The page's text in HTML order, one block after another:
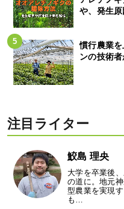
や、発生
慣行農業
ンの技術
注目ライター
鮫島 理央
大学を卒業後
の道に。地元
型農業を実現
も…